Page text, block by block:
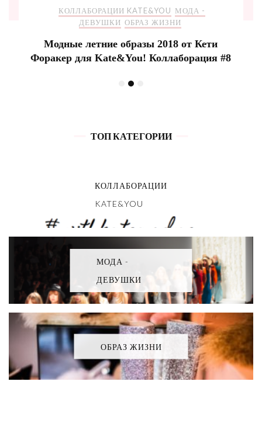
КОЛЛАБОРАЦИИ KATE&YOU МОДА -
ДЕВУШКИ ОБРАЗ ЖИЗНИ
Модные летние образы 2018 от Кети
Форакер для Kate&You! Коллаборация #8
ТОП КАТЕГОРИИ
КОЛЛАБОРАЦИИ
KATE&YOU
МОДА -
ДЕВУШКИ
ОБРАЗ ЖИЗНИ